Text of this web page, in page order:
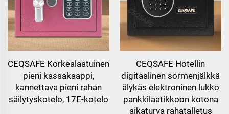
CEQSAFE Korkealaatuinen
pieni kassakaappi,
kannettava pieni rahan
säilytyskotelo, 17E-kotelo
CEQSAFE Hotellin
digitaalinen sormenjälkkä
älykäs elektroninen lukko
pankkilaatikkoon kotona
aikaturva rahatalletus